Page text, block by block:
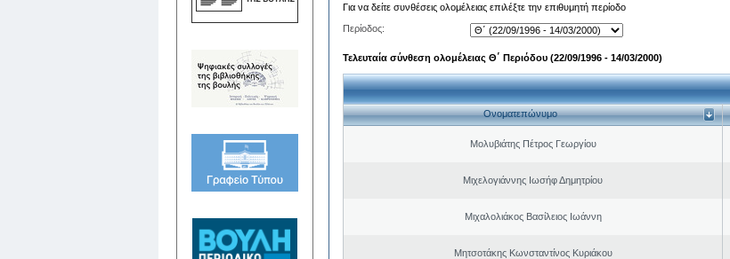
Για να δείτε συνθέσεις ολομέλειας επιλέξτε την επιθυμητή περίοδο
Περίοδος:
Τελευταία σύνθεση ολομέλειας Θ΄ Περιόδου (22/09/1996 - 14/03/2000)
Ονοματεπώνυμο
Μολυβιάτης Πέτρος Γεωργίου
Μιχελογιάννης Ιωσήφ Δημητρίου
Μιχαλολιάκος Βασίλειος Ιωάννη
Μητσοτάκης Κωνσταντίνος Κυριάκου